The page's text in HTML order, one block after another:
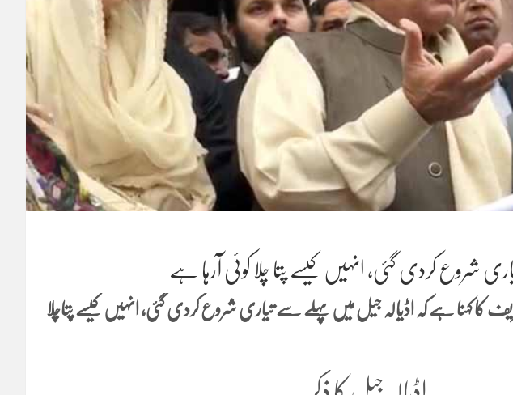
شروع کردی گئی، انہیں کیسے پتا چلا کوئی آرہا ہے
کا کہنا ہے کہ اڈیالہ جیل میں پہلے سے تیاری شروع کردی گئی، انہیں کیسے پتاچلا